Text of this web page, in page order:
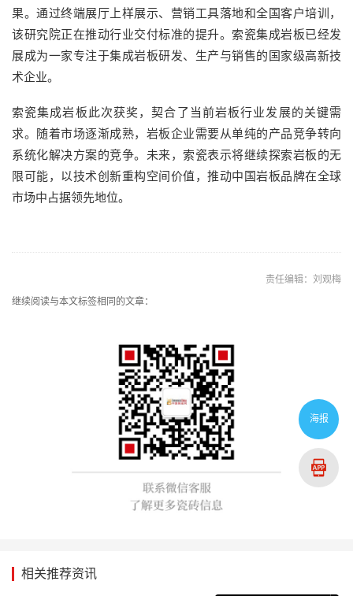
果。通过终端展厅上样展示、营销工具落地和全国客户培训，
该研究院正在推动行业交付标准的提升。索瓷集成岩板已经发
展成为一家专注于集成岩板研发、生产与销售的国家级高新技
术企业。
索瓷集成岩板此次获奖，契合了当前岩板行业发展的关键需
求。随着市场逐渐成熟，岩板企业需要从单纯的产品竞争转向
系统化解决方案的竞争。未来，索瓷表示将继续探索岩板的无
限可能，以技术创新重构空间价值，推动中国岩板品牌在全球
市场中占据领先地位。
责任编辑：刘观梅
继续阅读与本文标签相同的文章：
相关推荐资讯
海报